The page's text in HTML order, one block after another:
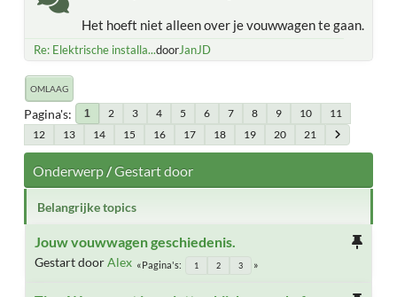
Het hoeft niet alleen over je vouwwagen te gaan.
Re: Elektrische installa...doorJanJD
OMLAAG
Pagina's 1 2 3 4 5 6 7 8 9 10
11
12
13 14 15 16 17 18 19 20 21
Onderwerp/Gestart door
Belangrijke topics
Jouw vouwwagen geschiedenis.
Gestart doorAlex Pagina's 1 2 3